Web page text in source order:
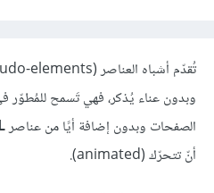
تُقدّم أشباه العناصر (pseudo-elements) عناصر
وبدون عناء يُذكر، فهي تَسمح
الصفحات وبدون إضافة أيًا من عناصر
أنّ تتحرّك (animated).